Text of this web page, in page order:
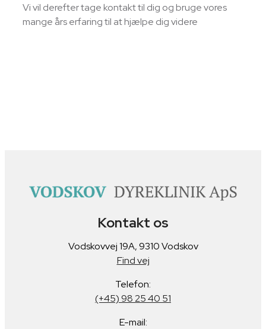
Vi vil derefter tage kontakt til dig og bruge vores
mange års erfaring til at hjælpe dig videre
Kontakt os
Vodskovvej 19A, 9310 Vodskov
Find vej
Telefon:
(+45) 98 25 40 51
E-mail: